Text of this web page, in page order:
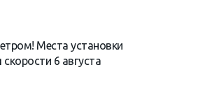
Места установки
6 августа